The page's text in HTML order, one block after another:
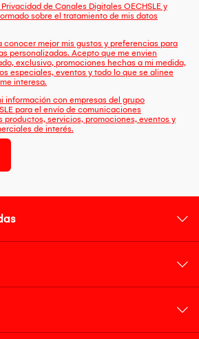
de Canales Digitales OECHSLE y
sobre el tratamiento de mis datos
conocer mejor mis gustos y preferencias para
personalizadas. Acepto que me envien
exclusivo, promociones hechas a mi medida,
especiales, eventos y todo lo que se alinee
interesa.
información con empresas del grupo
para el envío de comunicaciones
productos, servicios, promociones, eventos y
de interés.